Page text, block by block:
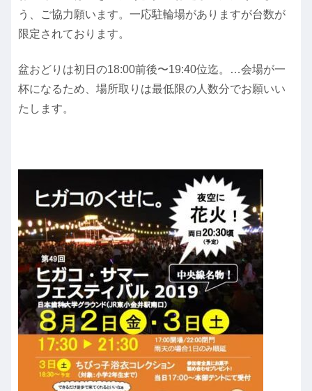
う、ご協力願います。一応駐輪場がありますが台数が
限定されております。
盆おどりは初日の18:00前後〜19:40位迄。…会場が一
杯になるため、場所取りは最低限の人数分でお願いい
たします。